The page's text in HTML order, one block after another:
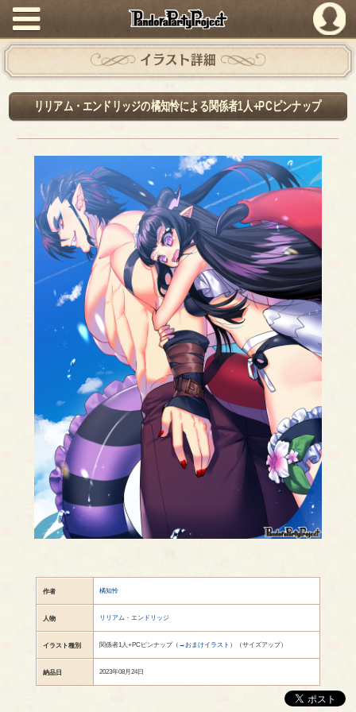
PandoraPartyProject
イラスト詳細
リリアム・エンドリッジの橘知怜による関係者1人+PCピンナップ
作者 橘知怜
人物 リリアム・エンドリッジ
イラスト種別 関係者1人+PCピンナップ（ →おまけイラスト ）（サイズアップ）
納品日 2023年08月24日